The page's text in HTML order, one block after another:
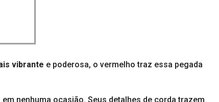
vibrante e poderosa, o vermelho traz essa pegada
nenhuma ocasião. Seus detalhes de corda trazem